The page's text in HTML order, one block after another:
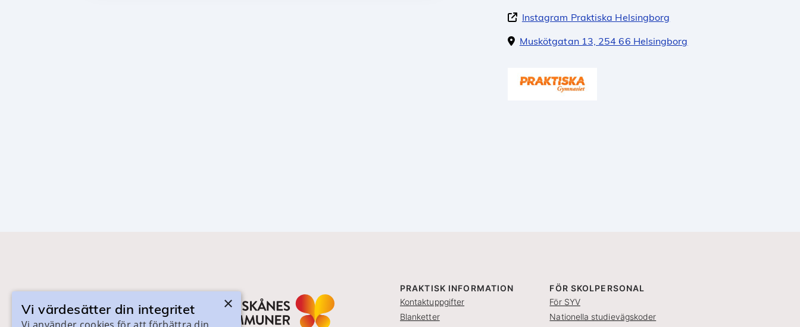
Instagram Praktiska Helsingborg
Muskötgatan 13, 254 66 Helsingborg
PRAKTISK INFORMATION
Kontaktuppgifter
Blanketter
FÖR SKOLPERSONAL
För SYV
Nationella studievägskoder
×
Vi värdesätter din integritet